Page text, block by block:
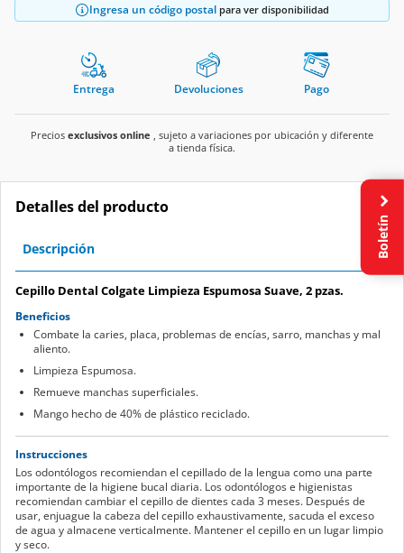
Ingresa un código postal para ver disponibilidad
Entrega Devoluciones Pago
Precios exclusivos online , sujeto a variaciones por ubicación y diferente
a tienda física.
Detalles del producto
Descripción
Cepillo Dental Colgate Limpieza Espumosa Suave, 2 pzas.
Beneficios
Combate la caries, placa, problemas de encías, sarro, manchas y mal
aliento.
Limpieza Espumosa.
Remueve manchas superficiales.
Mango hecho de 40% de plástico reciclado.
Instrucciones
Los odontólogos recomiendan el cepillado de la lengua como una parte
importante de la higiene bucal diaria. Los odontólogos e higienistas
recomiendan cambiar el cepillo de dientes cada 3 meses. Después de
usar, enjuague la cabeza del cepillo exhaustivamente, sacuda el exceso
de agua y almacene verticalmente. Mantener el cepillo en un lugar limpio
y seco.
Boletín